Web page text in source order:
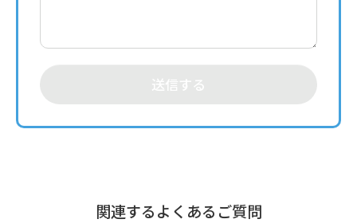
送信する
関連するよくあるご質問